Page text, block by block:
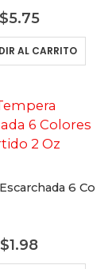
$5.75
AL CARRITO
6
$1.98
Tembleque
0out of 5
$8.98